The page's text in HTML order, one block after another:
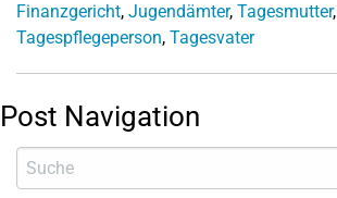
Finanzgericht, Jugendämter, Tagesmutter,
Tagespflegeperson, Tagesvater
Post Navigation